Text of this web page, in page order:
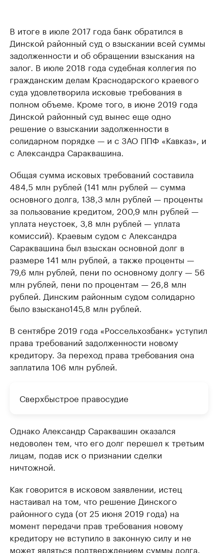
В итоге в июле 2017 года банк обратился в
Динской районный суд о взыскании всей суммы
задолженности и об обращении взыскания на
залог. В июле 2018 года судебная коллегия по
гражданским делам Краснодарского краевого
суда удовлетворила исковые требования в
полном объеме. Кроме того, в июне 2019 года
Динской районный суд вынес еще одно
решение о взыскании задолженности в
солидарном порядке — и с ЗАО ППФ «Кавказ», и
с Александра Сараквашина.
Общая сумма исковых требований составила
484,5 млн рублей (141 млн рублей — сумма
основного долга, 138,3 млн рублей — проценты
за пользование кредитом, 200,9 млн рублей —
уплата неустоек, 3,8 млн рублей — уплата
комиссий). Краевым судом с Александра
Сараквашина был взыскан основной долг в
размере 141 млн рублей, а также проценты —
79,6 млн рублей, пени по основному долгу — 56
млн рублей, пени по процентам — 26,8 млн
рублей. Динским районным судом солидарно
было взыскано145,8 млн рублей.
В сентябре 2019 года «Россельхозбанк» уступил
права требований задолженности новому
кредитору. За переход права требования она
заплатила 106 млн рублей.
Сверхбыстрое правосудие
Однако Александр Сараквашин оказался
недоволен тем, что его долг перешел к третьим
лицам, подав иск о признании сделки
ничтожной.
Как говорится в исковом заявлении, истец
настаивал на том, что решение Динского
районного суда (от 25 июня 2019 года) на
момент передачи прав требования новому
кредитору не вступило в законную силу и не
может являться подтверждением суммы долга.